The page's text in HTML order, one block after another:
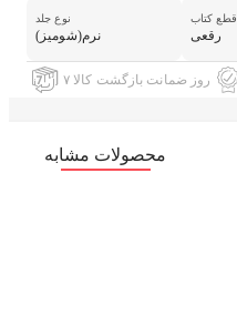
نوع جلد
نرم(شومیز)
قطع کتاب
رقعی
۷ روز ضمانت بازگشت کالا
محصولات مشابه